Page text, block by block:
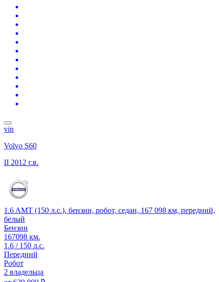
vin
Volvo S60
II 2012 г.в.
1.6 AMT (150 л.с.), бензин, робот, седан, 167 098 км, передний,
белый
Бензин
167098 км.
1.6 / 150 л.с.
Передний
Робот
2 владельца